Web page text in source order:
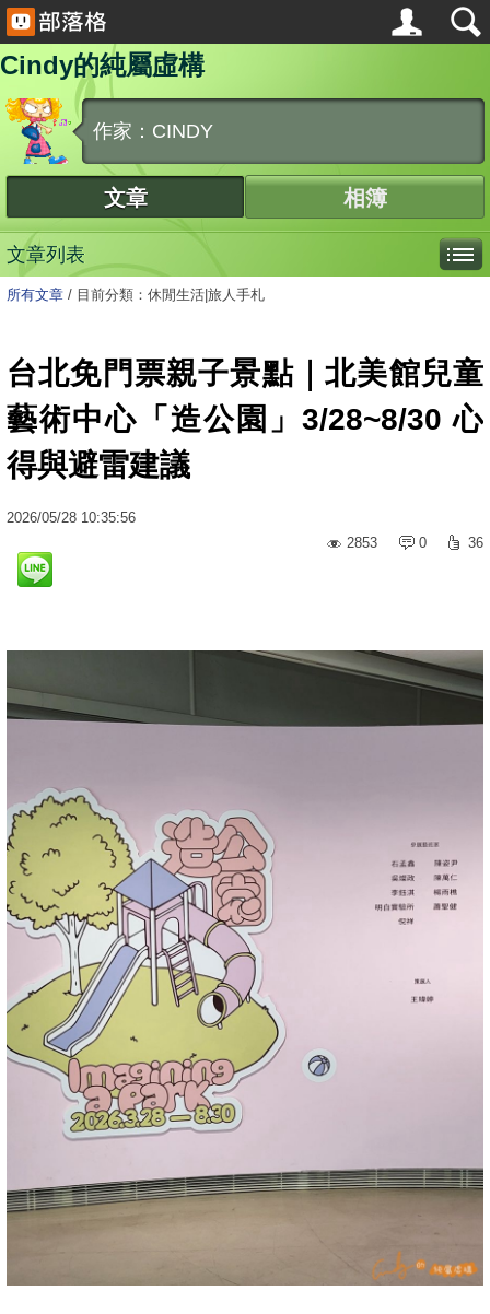
Cindy的純屬虛構
作家：CINDY
文章 相簿
文章列表
所有文章 / 目前分類：休閒生活|旅人手札
台北免門票親子景點｜北美館兒童
藝術中心「造公園」3/28~8/30 心
得與避雷建議
2026/05/28 10:35:56
2853
0 36